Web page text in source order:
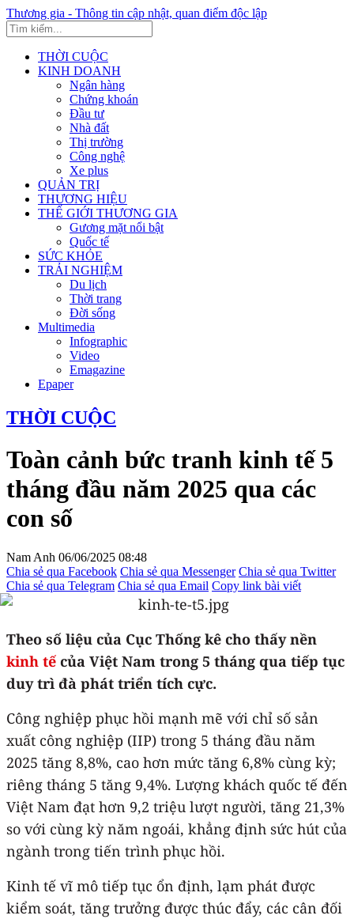
Thương gia - Thông tin cập nhật, quan điểm độc lập
THỜI CUỘC
KINH DOANH
Ngân hàng
Chứng khoán
Đầu tư
Nhà đất
Thị trường
Công nghệ
Xe plus
QUẢN TRỊ
THƯƠNG HIỆU
THẾ GIỚI THƯƠNG GIA
Gương mặt nổi bật
Quốc tế
SỨC KHỎE
TRẢI NGHIỆM
Du lịch
Thời trang
Đời sống
Multimedia
Infographic
Video
Emagazine
Epaper
THỜI CUỘC
Toàn cảnh bức tranh kinh tế 5
tháng đầu năm 2025 qua các
con số
Nam Anh 06/06/2025 08:48
Chia sẻ qua Facebook Chia sẻ qua Messenger Chia sẻ qua Twitter
Chia sẻ qua Telegram Chia sẻ qua Email Copy link bài viết
Theo số liệu của Cục Thống kê cho thấy nền
kinh tế của Việt Nam trong 5 tháng qua tiếp tục
duy trì đà phát triển tích cực.
Công nghiệp phục hồi mạnh mẽ với chỉ số sản
xuất công nghiệp (IIP) trong 5 tháng đầu năm
2025 tăng 8,8%, cao hơn mức tăng 6,8% cùng kỳ;
riêng tháng 5 tăng 9,4%. Lượng khách quốc tế đến
Việt Nam đạt hơn 9,2 triệu lượt người, tăng 21,3%
so với cùng kỳ năm ngoái, khẳng định sức hút của
ngành trong tiến trình phục hồi.
Kinh tế vĩ mô tiếp tục ổn định, lạm phát được
kiểm soát, tăng trưởng được thúc đẩy, các cân đối